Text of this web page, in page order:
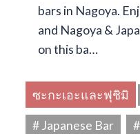
bars in Nagoya.
and Nagoya &
on this ba…
ซะกะเอะและฟุชิมิ
# Japanese Bar